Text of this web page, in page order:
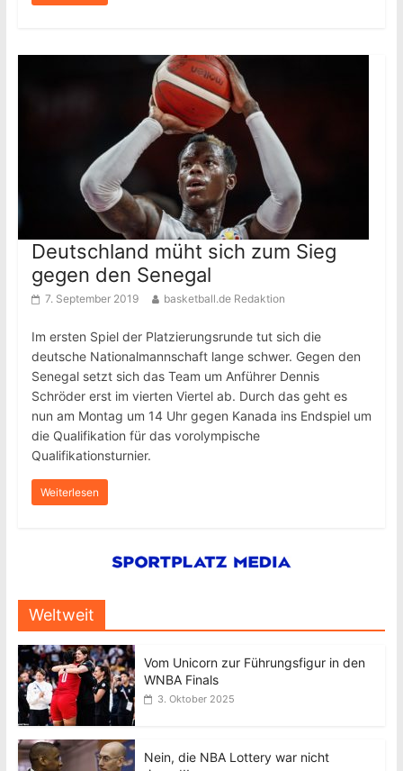
Deutschland müht sich zum Sieg
gegen den Senegal
7. September 2019 basketball.de Redaktion
Im ersten Spiel der Platzierungsrunde tut sich die
deutsche Nationalmannschaft lange schwer. Gegen den
Senegal setzt sich das Team um Anführer Dennis
Schröder erst im vierten Viertel ab. Durch das geht es
nun am Montag um 14 Uhr gegen Kanada ins Endspiel um
die Qualifikation für das vorolympische
Qualifikationsturnier.
Weiterlesen
Weltweit
Vom Unicorn zur Führungsfigur in den
WNBA Finals
3. Oktober 2025
Nein, die NBA Lottery war nicht